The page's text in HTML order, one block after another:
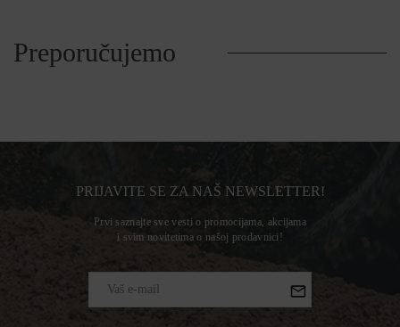
Preporučujemo
PRIJAVITE SE ZA NAŠ NEWSLETTER!
Prvi saznajte sve vesti o promocijama, akcijama
i svim novitetima o našoj prodavnici!